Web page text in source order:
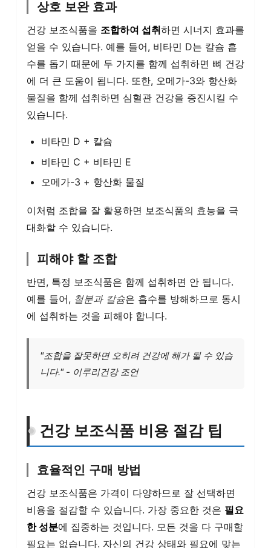
상호 보완 효과
건강 보조식품을 조합하여 섭취하면 시너지 효과를
얻을 수 있습니다. 예를 들어, 비타민 D는 칼슘 흡
수를 돕기 때문에 두 가지를 함께 섭취하면 뼈 건강
에 더 큰 도움이 됩니다. 또한, 오메가-3와 항산화
물질을 함께 섭취하면 심혈관 건강을 증진시킬 수
있습니다.
비타민 D + 칼슘
비타민 C + 비타민 E
오메가-3 + 항산화 물질
이처럼 조합을 잘 활용하면 보조식품의 효능을 극
대화할 수 있습니다.
피해야 할 조합
반면, 특정 보조식품은 함께 섭취하면 안 됩니다.
예를 들어, 철분과 칼슘은 흡수를 방해하므로 동시
에 섭취하는 것을 피해야 합니다.
"조합을 잘못하면 오히려 건강에 해가 될 수 있습
니다." - 이루리건강 조언
건강 보조식품 비용 절감 팁
효율적인 구매 방법
건강 보조식품은 가격이 다양하므로 잘 선택하면
비용을 절감할 수 있습니다. 가장 중요한 것은 필요
한 성분에 집중하는 것입니다. 모든 것을 다 구매할
필요는 없습니다. 자신의 건강 상태와 필요에 맞는